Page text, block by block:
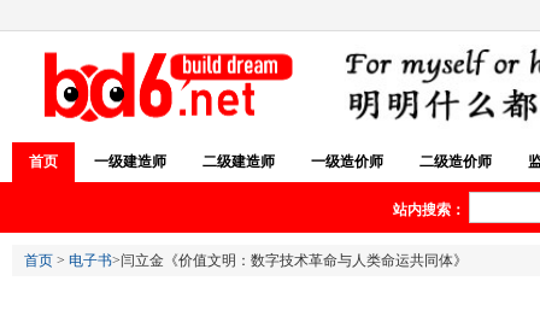
首页 一级建造师 二级建造师 一级造价师 二级造价师
站内搜索：
首页 > 电子书>闫立金《价值文明：数字技术革命与人类命运共同体》